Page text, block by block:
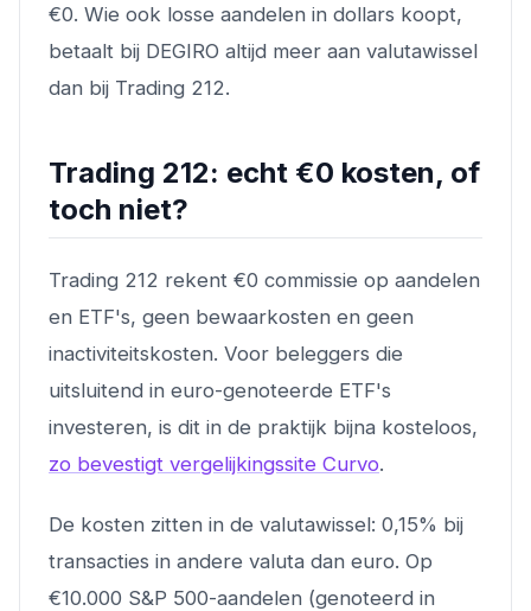
€0. Wie ook losse aandelen in dollars koopt,
betaalt bij DEGIRO altijd meer aan valutawissel
dan bij Trading 212.
Trading 212: echt €0 kosten, of
toch niet?
Trading 212 rekent €0 commissie op aandelen
en ETF's, geen bewaarkosten en geen
inactiviteitskosten. Voor beleggers die
uitsluitend in euro-genoteerde ETF's
investeren, is dit in de praktijk bijna kosteloos,
zo bevestigt vergelijkingssite Curvo.
De kosten zitten in de valutawissel: 0,15% bij
transacties in andere valuta dan euro. Op
€10.000 S&P 500-aandelen (genoteerd in